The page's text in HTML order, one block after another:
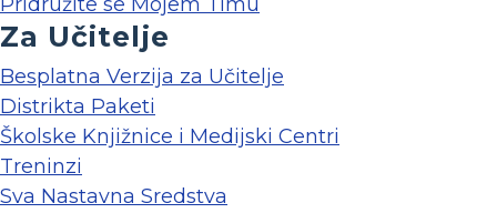
Za Učitelje
Besplatna Verzija za Učitelje
Distrikta Paketi
Školske Knjižnice i Medijski Centri
Treninzi
Sva Nastavna Sredstva